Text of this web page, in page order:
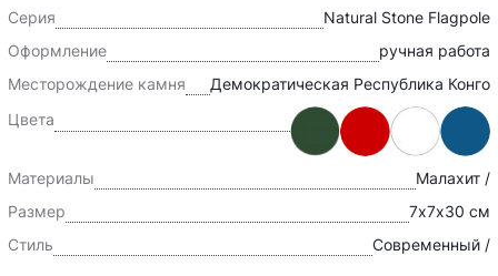
Серия
Natural Stone Flagpole
Оформление
ручная работа
Месторождение камня
Демократическая Республика Конго
Цвета
Материалы
Малахит /
Размер
7х7х30 см
Стиль
Современный /